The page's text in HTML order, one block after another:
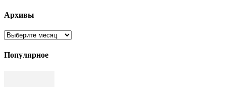
Архивы
Архивы
Популярное